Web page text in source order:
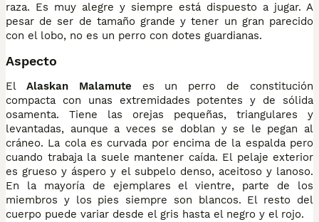
raza. Es muy alegre y siempre está dispuesto a jugar. A
pesar de ser de tamaño grande y tener un gran parecido
con el lobo, no es un perro con dotes guardianas.
Aspecto
El Alaskan Malamute es un perro de constitución
compacta con unas extremidades potentes y de sólida
osamenta. Tiene las orejas pequeñas, triangulares y
levantadas, aunque a veces se doblan y se le pegan al
cráneo. La cola es curvada por encima de la espalda pero
cuando trabaja la suele mantener caída. El pelaje exterior
es grueso y áspero y el subpelo denso, aceitoso y lanoso.
En la mayoría de ejemplares el vientre, parte de los
miembros y los pies siempre son blancos. El resto del
cuerpo puede variar desde el gris hasta el negro y el rojo.